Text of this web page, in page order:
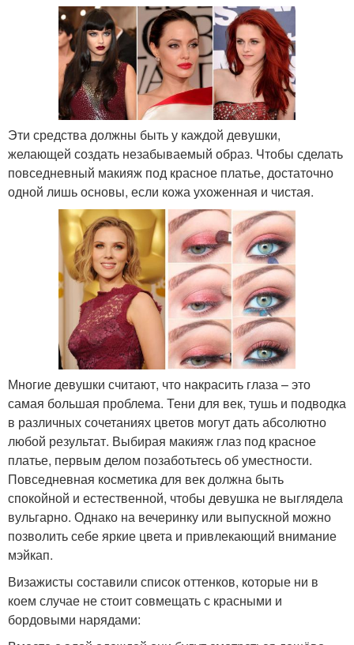
Эти средства должны быть у каждой девушки,
желающей создать незабываемый образ. Чтобы сделать
повседневный макияж под красное платье, достаточно
одной лишь основы, если кожа ухоженная и чистая.
Многие девушки считают, что накрасить глаза – это
самая большая проблема. Тени для век, тушь и подводка
в различных сочетаниях цветов могут дать абсолютно
любой результат. Выбирая макияж глаз под красное
платье, первым делом позаботьтесь об уместности.
Повседневная косметика для век должна быть
спокойной и естественной, чтобы девушка не выглядела
вульгарно. Однако на вечеринку или выпускной можно
позволить себе яркие цвета и привлекающий внимание
мэйкап.
Визажисты составили список оттенков, которые ни в
коем случае не стоит совмещать с красными и
бордовыми нарядами: